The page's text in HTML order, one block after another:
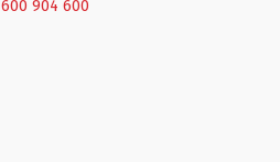
600 904 600